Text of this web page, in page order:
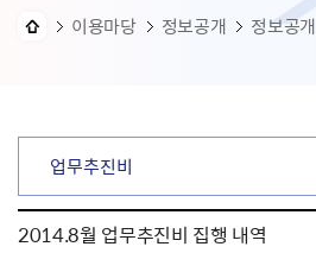
이용마당 정보공개 정보공개
업무추진비
2014.8월 업무추진비 집행 내역